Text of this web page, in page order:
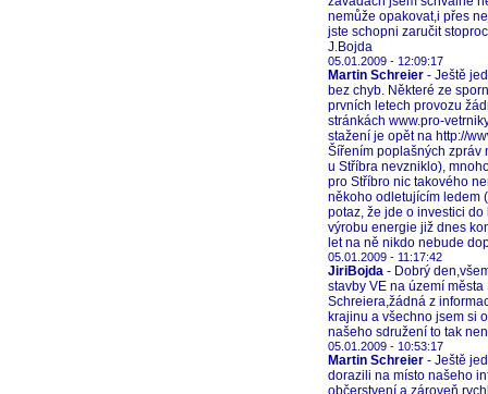
nemůže opakovat,i přes
jste schopni zaručit
J.Bojda
05.01.2009 - 12:09:17
Martin Schreier - Ještě
bez chyb. Některé ze
prvních letech provozu
stránkách www.pro-
stažení je opět na http://
Šířením poplašných zpráv
u Stříbra nevzniklo),
pro Stříbro nic takového
někoho odletujícím ledem
potaz, že jde o investici
výrobu energie již dnes
let na ně nikdo nebude
05.01.2009 - 11:17:42
JiriBojda - Dobrý
stavby VE na území
Schreiera,žádná z
krajinu a všechno jsem si
našeho sdružení to tak
05.01.2009 - 10:53:17
Martin Schreier - Ještě
dorazili na místo našeho
občerstvení a zároveň